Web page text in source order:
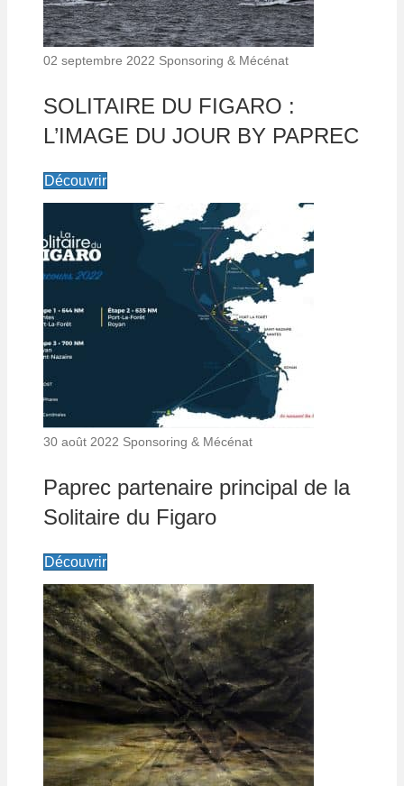
02 septembre 2022 Sponsoring & Mécénat
SOLITAIRE DU FIGARO :
L’IMAGE DU JOUR BY PAPREC
Découvrir
30 août 2022 Sponsoring & Mécénat
Paprec partenaire principal de la
Solitaire du Figaro
Découvrir